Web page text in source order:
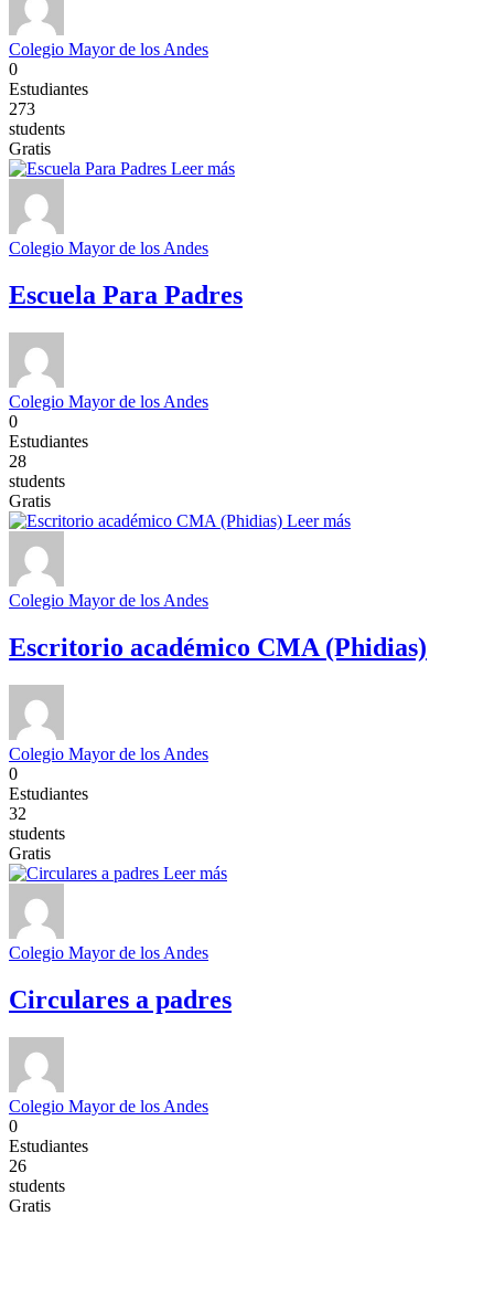
Colegio Mayor de los Andes
0
Estudiantes
273
students
Gratis
Leer más
Colegio Mayor de los Andes
Escuela Para Padres
Colegio Mayor de los Andes
0
Estudiantes
28
students
Gratis
Leer más
Colegio Mayor de los Andes
Escritorio académico CMA (Phidias)
Colegio Mayor de los Andes
0
Estudiantes
32
students
Gratis
Leer más
Colegio Mayor de los Andes
Circulares a padres
Colegio Mayor de los Andes
0
Estudiantes
26
students
Gratis